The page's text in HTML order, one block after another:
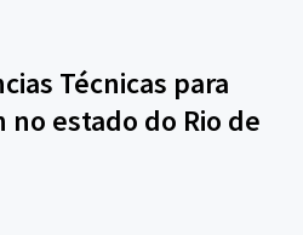
Técnicas para
no estado do Rio de